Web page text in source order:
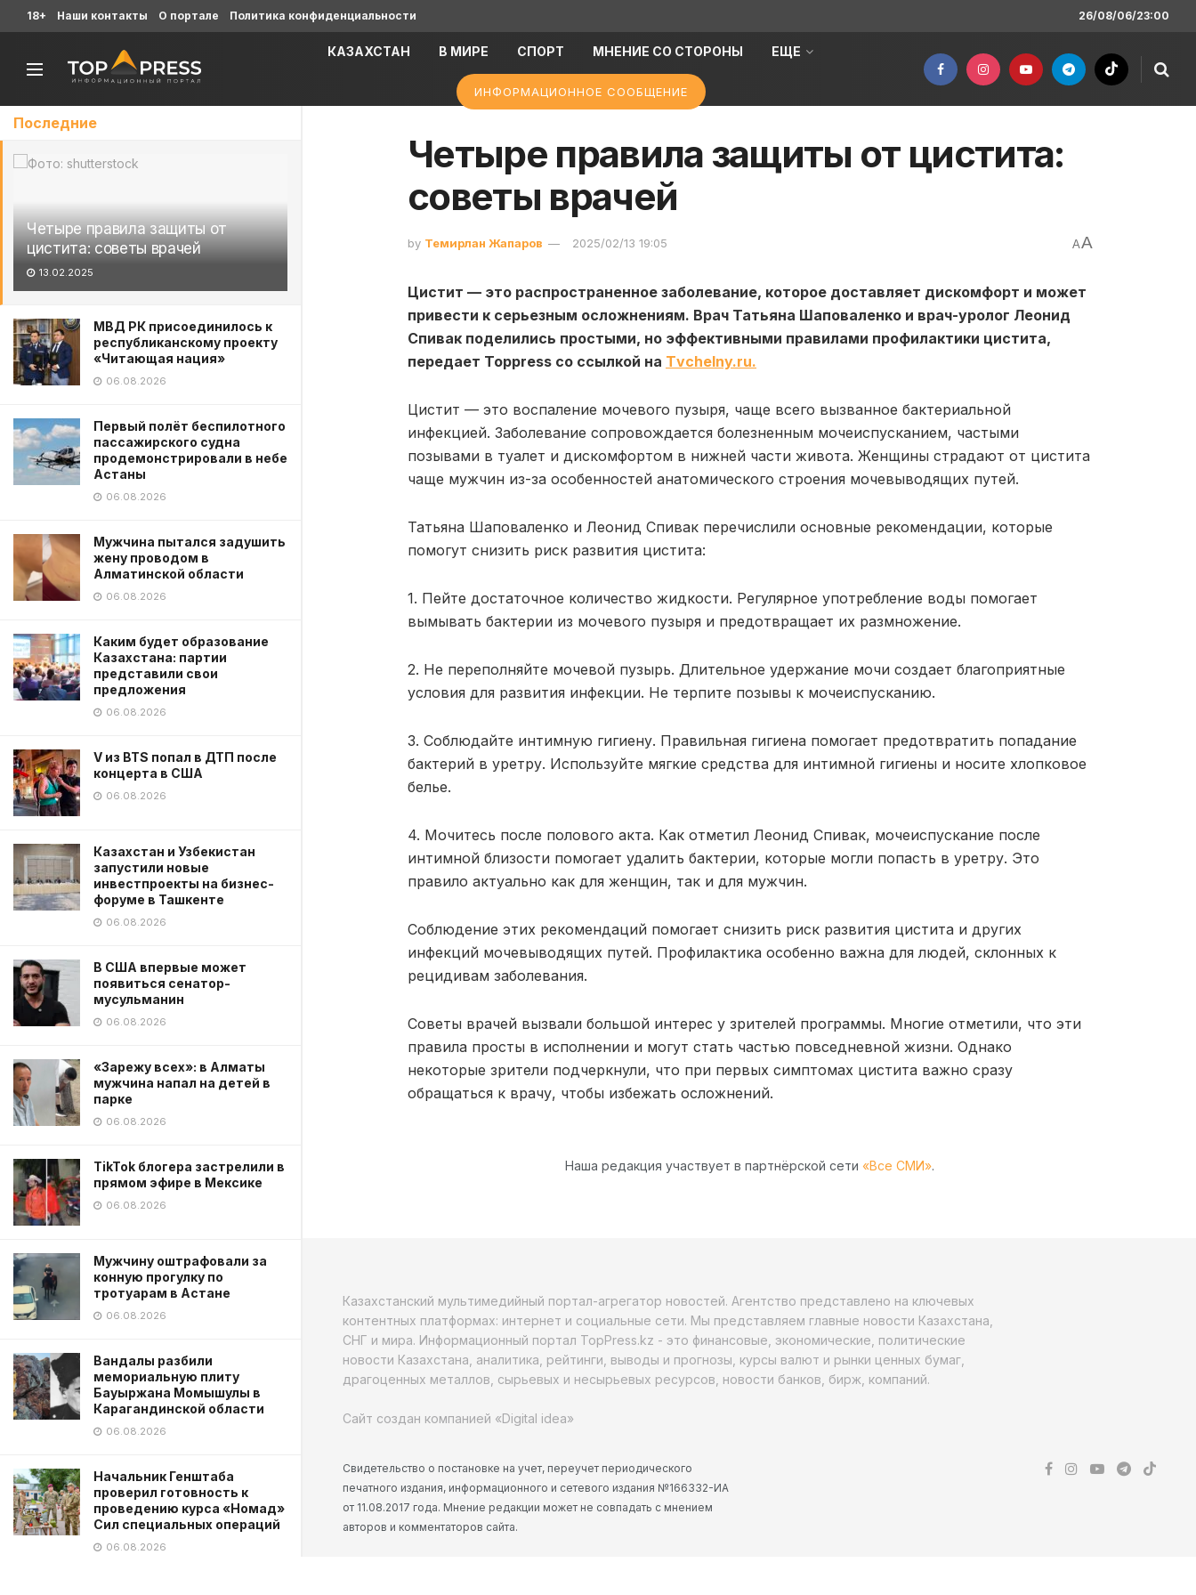
Последние
Четыре правила защиты от
цистита: советы врачей
13.02.2025
МВД РК присоединилось к
республиканскому проекту
«Читающая нация»
06.08.2026
Первый полёт беспилотного
пассажирского судна
продемонстрировали в небе
Астаны
06.08.2026
Мужчина пытался задушить
жену проводом в
Алматинской области
06.08.2026
Каким будет образование
Казахстана: партии
представили свои
предложения
06.08.2026
V из BTS попал в ДТП после
концерта в США
06.08.2026
Казахстан и Узбекистан
запустили новые
инвестпроекты на бизнес-
форуме в Ташкенте
06.08.2026
В США впервые может
появиться сенатор-
мусульманин
06.08.2026
«Зарежу всех»: в Алматы
мужчина напал на детей в
парке
06.08.2026
TikTok блогера застрелили в
прямом эфире в Мексике
06.08.2026
Мужчину оштрафовали за
конную прогулку по
тротуарам в Астане
06.08.2026
Вандалы разбили
мемориальную плиту
Бауыржана Момышулы в
Карагандинской области
06.08.2026
Начальник Генштаба
проверил готовность к
проведению курса «Номад»
Сил специальных операций
06.08.2026
18+ Наши контакты О портале Политика конфиденциальности 26/08/06/23:00
КАЗАХСТАН В МИРЕ СПОРТ МНЕНИЕ СО СТОРОНЫ ЕЩЕ
ИНФОРМАЦИОННОЕ СООБЩЕНИЕ
Четыре правила защиты от цистита:
советы врачей
by Темирлан Жапаров 2025/02/13 19:05 AA
Цистит — это распространенное заболевание, которое доставляет дискомфорт и может
привести к серьезным осложнениям. Врач Татьяна Шаповаленко и врач-уролог Леонид
Спивак поделились простыми, но эффективными правилами профилактики цистита,
передает Toppress со ссылкой на Тvchelny.ru.
Цистит — это воспаление мочевого пузыря, чаще всего вызванное бактериальной
инфекцией. Заболевание сопровождается болезненным мочеиспусканием, частыми
позывами в туалет и дискомфортом в нижней части живота. Женщины страдают от цистита
чаще мужчин из-за особенностей анатомического строения мочевыводящих путей.
Татьяна Шаповаленко и Леонид Спивак перечислили основные рекомендации, которые
помогут снизить риск развития цистита:
1. Пейте достаточное количество жидкости. Регулярное употребление воды помогает
вымывать бактерии из мочевого пузыря и предотвращает их размножение.
2. Не переполняйте мочевой пузырь. Длительное удержание мочи создает благоприятные
условия для развития инфекции. Не терпите позывы к мочеиспусканию.
3. Соблюдайте интимную гигиену. Правильная гигиена помогает предотвратить попадание
бактерий в уретру. Используйте мягкие средства для интимной гигиены и носите хлопковое
белье.
4. Мочитесь после полового акта. Как отметил Леонид Спивак, мочеиспускание после
интимной близости помогает удалить бактерии, которые могли попасть в уретру. Это
правило актуально как для женщин, так и для мужчин.
Соблюдение этих рекомендаций помогает снизить риск развития цистита и других
инфекций мочевыводящих путей. Профилактика особенно важна для людей, склонных к
рецидивам заболевания.
Советы врачей вызвали большой интерес у зрителей программы. Многие отметили, что эти
правила просты в исполнении и могут стать частью повседневной жизни. Однако
некоторые зрители подчеркнули, что при первых симптомах цистита важно сразу
обращаться к врачу, чтобы избежать осложнений.
Наша редакция участвует в партнёрской сети «Все СМИ».
Казахстанский мультимедийный портал-агрегатор новостей. Агентство представлено на ключевых
контентных платформах: интернет и социальные сети. Мы представляем главные новости Казахстана,
СНГ и мира. Информационный портал TopPress.kz - это финансовые, экономические, политические
новости Казахстана, аналитика, рейтинги, выводы и прогнозы, курсы валют и рынки ценных бумаг,
драгоценных металлов, сырьевых и несырьевых ресурсов, новости банков, бирж, компаний.
Сайт создан компанией «Digital idea»
Свидетельство о постановке на учет, переучет периодического
печатного издания, информационного и сетевого издания №166332-ИА
от 11.08.2017 года. Мнение редакции может не совпадать с мнением
авторов и комментаторов сайта.